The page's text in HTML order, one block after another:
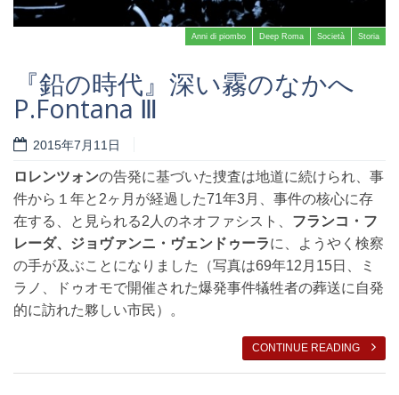
Anni di piombo Deep Roma Società Storia
『鉛の時代』深い霧のなかへ
P.Fontana Ⅲ
2015年7月11日
ロレンツォンの告発に基づいた捜査は地道に続けられ、事
件から１年と2ヶ月が経過した71年3月、事件の核心に存
在する、と見られる2人のネオファシスト、 フランコ・フ
レーダ、ジョヴァンニ・ヴェンドゥーラに、ようやく検察
の手が及ぶことになりました
（写真は69年12月15日、ミ
ラノ、ドゥオモで開催された爆発事件犠牲者の葬送に自発
的に訪れた夥しい市民）。
CONTINUE READING